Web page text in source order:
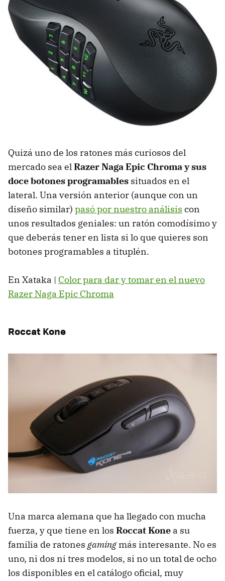
Quizá uno de los ratones más curiosos del
mercado sea elRazer Naga Epic Chroma y sus
doce botones programables situados en el
lateral. Una versión anterior (aunque con un
diseño similar) pasó por nuestro análisis con
unos resultados geniales: un ratón comodísimo y
que deberás tener en lista si lo que quieres son
botones programables a tituplén.
En Xataka | Color para dar y tomar en el nuevo
Razer Naga Epic Chroma
Roccat Kone
Una marca alemana que ha llegado con mucha
fuerza, y que tiene en los Roccat Kone a su
familia de ratones gaming más interesante. No es
uno, ni dos ni tres modelos, si no un total de ocho
los disponibles en el catálogo oficial, muy